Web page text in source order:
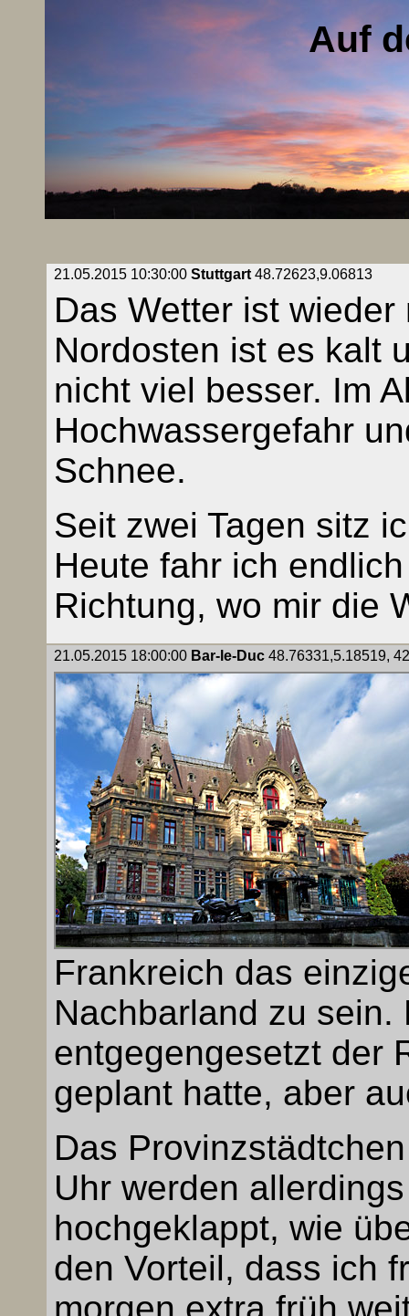
Auf
21.05.2015 10:30:00 Stuttgart48.72623,9.06813
Das Wetter ist
Nordosten ist es kalt
nicht viel besser. Im
Hochwassergefahr
Schnee.
Seit zwei Tagen sitz
Heute fahr ich
Richtung, wo mir die
21.05.2015 18:00:00 Bar-le-Duc48.76331,5.18519,
Frankreich das
Nachbarland zu
entgegengesetzt der
geplant hatte, aber
Das
Uhr werden
hochgeklappt, wie
den Vorteil, dass ich